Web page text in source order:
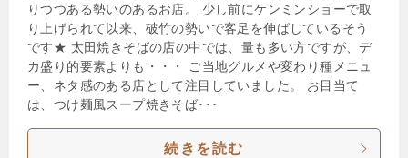
りつつある勢いのあるお店。 少し前にケンミンショーで取
り上げられて以来、破竹の勢いで客足を伸ばしているそう
です★ 太田焼きそばの店の中では、量も多い方ですが、デ
カ盛り的要素よりも・・・ ご当地グルメや変わり種メニュ
ー、ネタ感のある店として注目していました。 お目当て
は、つけ麺風スープ焼きそば･･･
続きを読む